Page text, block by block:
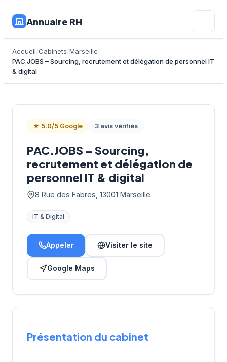
Annuaire RH
Accueil Cabinets Marseille
PAC.JOBS – Sourcing, recrutement et délégation de personnel IT
& digital
★ 5.0/5 Google 3 avis vérifiés
PAC.JOBS – Sourcing,
recrutement et délégation de
personnel IT & digital
8 Rue des Fabres, 13001 Marseille
IT & Digital
Appeler Visiter le site
Google Maps
Présentation du cabinet